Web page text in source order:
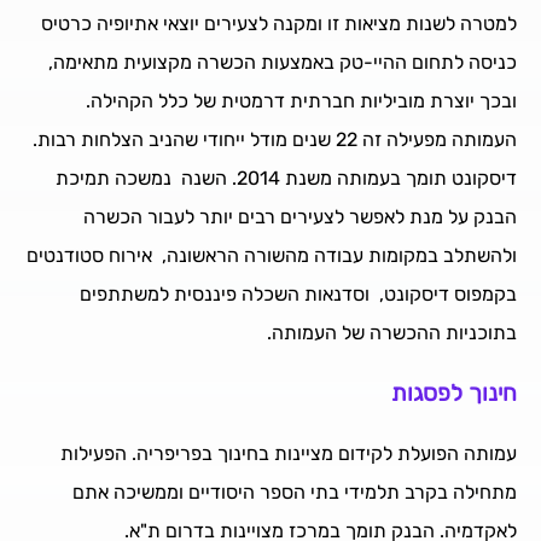
למטרה לשנות מציאות זו ומקנה לצעירים יוצאי אתיופיה כרטיס
כניסה לתחום ההיי-טק באמצעות הכשרה מקצועית מתאימה,
ובכך יוצרת מוביליות חברתית דרמטית של כלל הקהילה.
העמותה מפעילה זה 22 שנים מודל ייחודי שהניב הצלחות רבות.
דיסקונט תומך בעמותה משנת 2014. השנה נמשכה תמיכת
הבנק על מנת לאפשר לצעירים רבים יותר לעבור הכשרה
ולהשתלב במקומות עבודה מהשורה הראשונה, אירוח סטודנטים
בקמפוס דיסקונט, וסדנאות השכלה פיננסית למשתתפים
בתוכניות ההכשרה של העמותה.
חינוך לפסגות
עמותה הפועלת לקידום מציינות בחינוך בפריפריה. הפעילות
מתחילה בקרב תלמידי בתי הספר היסודיים וממשיכה אתם
לאקדמיה. הבנק תומך במרכז מצויינות בדרום ת"א.